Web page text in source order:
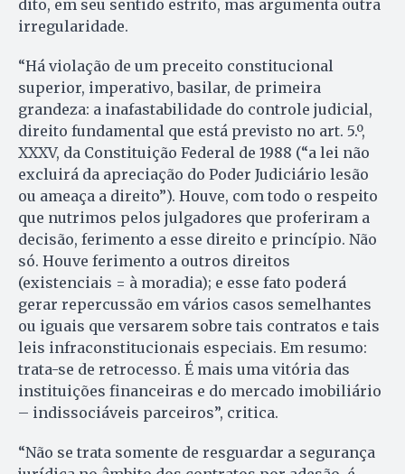
dito, em seu sentido estrito, mas argumenta outra
irregularidade.
“Há violação de um preceito constitucional
superior, imperativo, basilar, de primeira
grandeza: a inafastabilidade do controle judicial,
direito fundamental que está previsto no art. 5.º,
XXXV, da Constituição Federal de 1988 (“a lei não
excluirá da apreciação do Poder Judiciário lesão
ou ameaça a direito”). Houve, com todo o respeito
que nutrimos pelos julgadores que proferiram a
decisão, ferimento a esse direito e princípio. Não
só. Houve ferimento a outros direitos
(existenciais = à moradia); e esse fato poderá
gerar repercussão em vários casos semelhantes
ou iguais que versarem sobre tais contratos e tais
leis infraconstitucionais especiais. Em resumo:
trata-se de retrocesso. É mais uma vitória das
instituições financeiras e do mercado imobiliário
– indissociáveis parceiros”, critica.
“Não se trata somente de resguardar a segurança